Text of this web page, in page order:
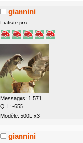
giannini
Fiatiste pro
Messages: 1.571
Q.I.: -655
Modèle: 500L x3
giannini